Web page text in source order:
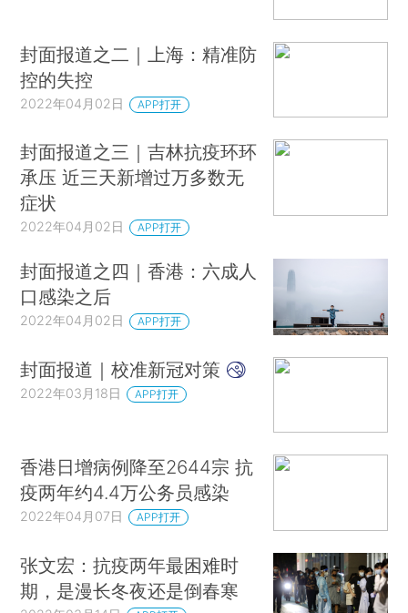
封面报道之二｜上海：精准防
控的失控
2022年04月02日 APP打开
封面报道之三｜吉林抗疫环环
承压 近三天新增过万多数无
症状
2022年04月02日 APP打开
封面报道之四｜香港：六成人
口感染之后
2022年04月02日 APP打开
封面报道｜校准新冠对策
2022年03月18日 APP打开
香港日增病例降至2644宗 抗
疫两年约4.4万公务员感染
2022年04月07日 APP打开
张文宏：抗疫两年最困难时
期，是漫长冬夜还是倒春寒